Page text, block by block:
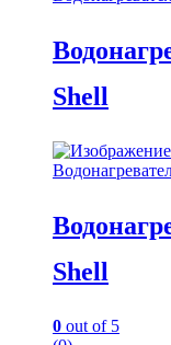
Shell
Shell
0 out of 5